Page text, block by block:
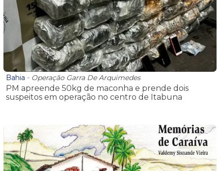
Bahia - Operação Garra De Arquimedes
PM apreende 50kg de maconha e prende dois
suspeitos em operação no centro de Itabuna